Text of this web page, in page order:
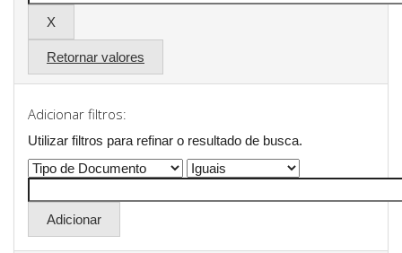
Retornar valores
Adicionar filtros:
Utilizar filtros para refinar o resultado de busca.